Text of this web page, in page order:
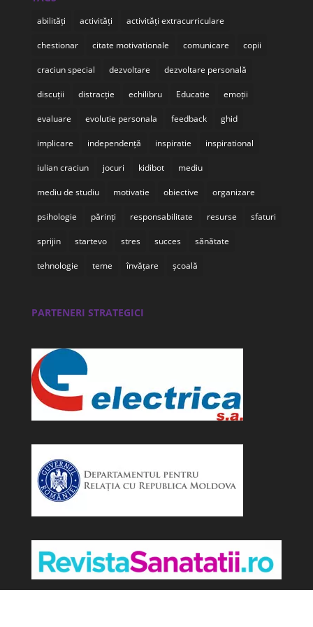
abilități activități activități extracurriculare
chestionar citate motivationale comunicare copii
craciun special dezvoltare dezvoltare personală
discuții distracție echilibru Educatie emoții
evaluare evolutie personala feedback ghid
implicare independență inspiratie inspirational
iulian craciun jocuri kidibot mediu
mediu de studiu motivatie obiective organizare
psihologie părinți responsabilitate resurse sfaturi
sprijin startevo stres succes sănătate
tehnologie teme învățare școală
PARTENERI STRATEGICI